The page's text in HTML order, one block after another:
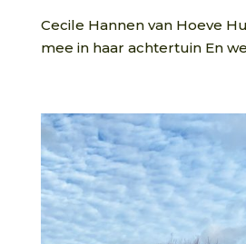
Cecile Hannen van Hoeve
mee in haar achtertuin En